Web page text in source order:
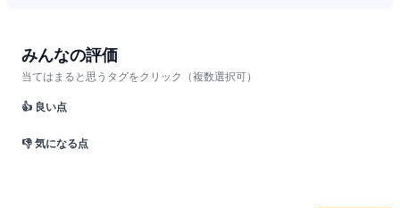
みんなの評価
当てはまると思うタグをクリック（複数選択可）
👍 良い点
👎 気になる点